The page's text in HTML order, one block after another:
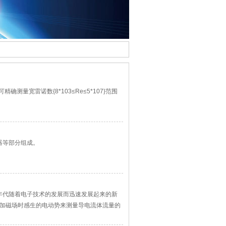
精确测量宽雷诺数{8*103≤Re≤5*107}范围
部分组成。
随着电子技术的发展而迅速发展起来的新
磁场时感生的电动势来测量导电流体流量的